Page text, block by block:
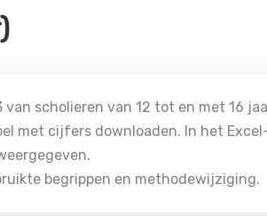
scholieren van 12 tot en met 16
met cijfers downloaden. In het
begrippen en methodewijziging.